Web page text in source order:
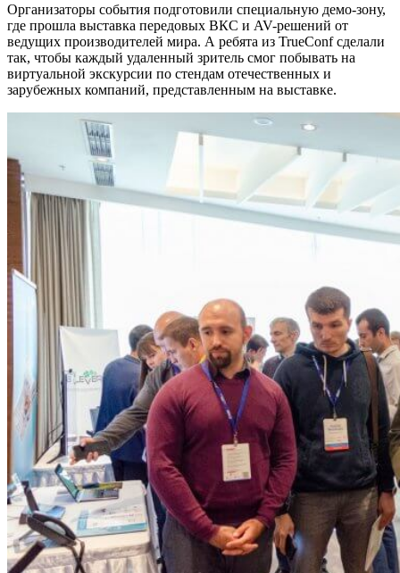
Организаторы события подготовили специальную демо-зону,
где прошла выставка передовых ВКС и AV-решений от
ведущих производителей мира. А ребята из TrueConf сделали
так, чтобы каждый удаленный зритель смог побывать на
виртуальной экскурсии по стендам отечественных и
зарубежных компаний, представленным на выставке.